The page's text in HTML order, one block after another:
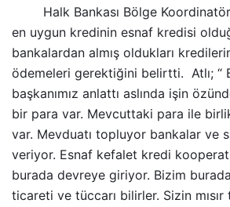
Halk Bankası Bölge
en uygun kredinin esnaf kredisi
bankalardan almış oldukları
ödemeleri gerektiğini belirtti. Atlı; “
başkanımız anlattı aslında işin
bir para var. Mevcuttaki para ile
var. Mevduatı topluyor bankalar ve
veriyor. Esnaf kefalet kredi
burada devreye giriyor. Bizim
ticareti ve tüccarı bilirler. Sizin mısır